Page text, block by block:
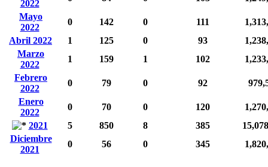
2022
Mayo
2022
0 142 0 111
Abril 2022
1 125 0 93
Marzo
2022
1 159 1 102
Febrero
2022
0 79 0 92
Enero
2022
0 70 0 120
2021
5 850 8 385
Diciembre
2021
0 56 0 345